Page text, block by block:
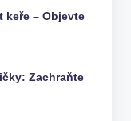
keře – Objevte
Zachraňte